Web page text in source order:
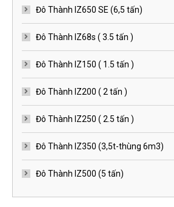
Đô Thành IZ650 SE (6,5 tấn)
Đô Thành IZ68s ( 3.5 tấn )
Đô Thành IZ150 ( 1.5 tấn )
Đô Thành IZ200 ( 2 tấn )
Đô Thành IZ250 ( 2.5 tấn )
Đô Thành IZ350 (3,5t-thùng 6m3)
Đô Thành IZ500 (5 tấn)